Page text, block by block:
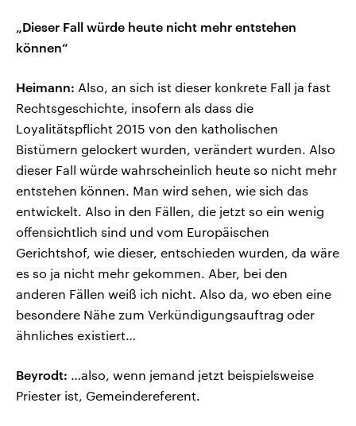
„Dieser Fall würde heute nicht mehr entstehen
können“
Heimann: Also, an sich ist dieser konkrete Fall ja fast
Rechtsgeschichte, insofern als dass die
Loyalitätspflicht 2015 von den katholischen
Bistümern gelockert wurden, verändert wurden. Also
dieser Fall würde wahrscheinlich heute so nicht mehr
entstehen können. Man wird sehen, wie sich das
entwickelt. Also in den Fällen, die jetzt so ein wenig
offensichtlich sind und vom Europäischen
Gerichtshof, wie dieser, entschieden wurden, da wäre
es so ja nicht mehr gekommen. Aber, bei den
anderen Fällen weiß ich nicht. Also da, wo eben eine
besondere Nähe zum Verkündigungsauftrag oder
ähnliches existiert…
Beyrodt: …also, wenn jemand jetzt beispielsweise
Priester ist, Gemeindereferent.